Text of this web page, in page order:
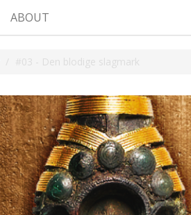
ABOUT
#03 - Den blodige slagmark